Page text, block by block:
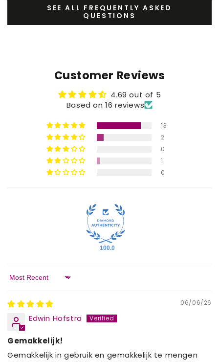
SEE ALL FREQUENTLY ASKED
QUESTIONS
Customer Reviews
4.69 out of 5
Based on 16 reviews
13
2
0
1
0
100.0
Sort by
06/06/26
Edwin Hofstra
Gemakkelijk!
Gemakkelijk in gebruik en gemakkelijk te mengen